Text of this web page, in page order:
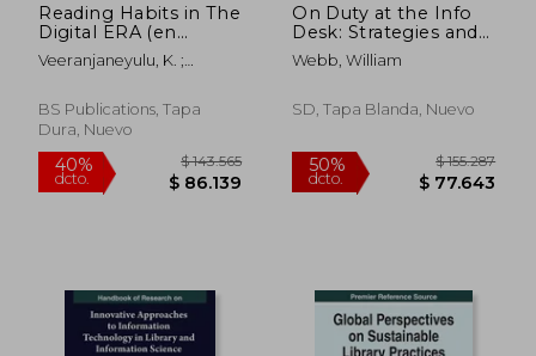
$ 277.833 $
Reading Habits in The
Digital ERA (en
Inglés)
Veeranjaneyulu, K. ;
BS Publications, Tapa
Dura, Nuevo
On Duty at the Info
Desk: Strategies and
Best Practices
forLibrary Reference
Services (en Inglés)
Webb, William
SD, Tapa Blanda, Nuevo